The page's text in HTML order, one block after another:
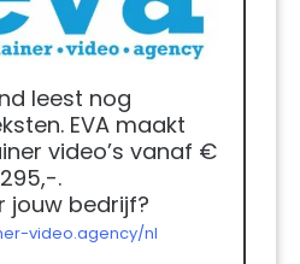
leest nog
EVA maakt
video’s vanaf €
295,-.
jouw bedrijf?
video.agency/nl